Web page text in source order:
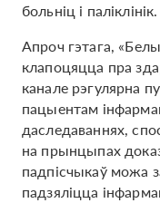
больніц і паліклінік.
Апроч гэтага,
клапоцяцца пра
канале рэгулярна
пацыентам
даследаваннях,
на прынцыпах
падпісчыкаў можа
падзяліцца